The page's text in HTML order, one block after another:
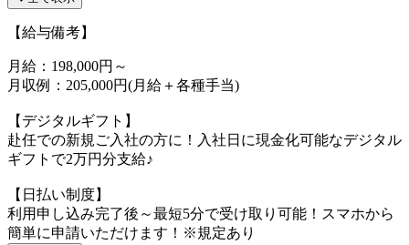
【給与備考】
月給：198,000円～
月収例：205,000円(月給＋各種手当)
【デジタルギフト】
赴任での新規ご入社の方に！入社日に現金化可能なデジタル
ギフトで2万円分支給♪
【日払い制度】
利用申し込み完了後～最短5分で受け取り可能！スマホから
簡単に申請いただけます！※規定あり